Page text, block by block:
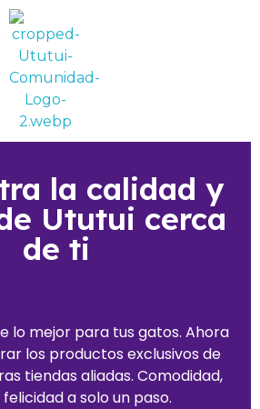
Comunidad Ututui
Contenido para los amantes de los gatos
la calidad y
Ututui cerca
de ti
lo mejor para tus gatos. Ahora
los productos exclusivos de
tiendas aliadas. Comodidad,
a solo un paso.